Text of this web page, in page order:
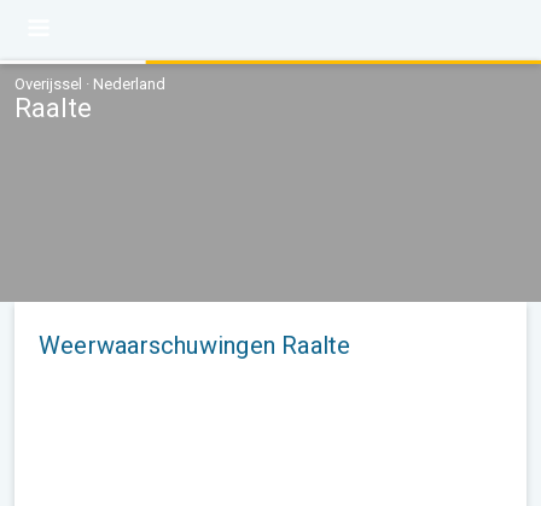
Overijssel · Nederland
Raalte
Weerwaarschuwingen Raalte